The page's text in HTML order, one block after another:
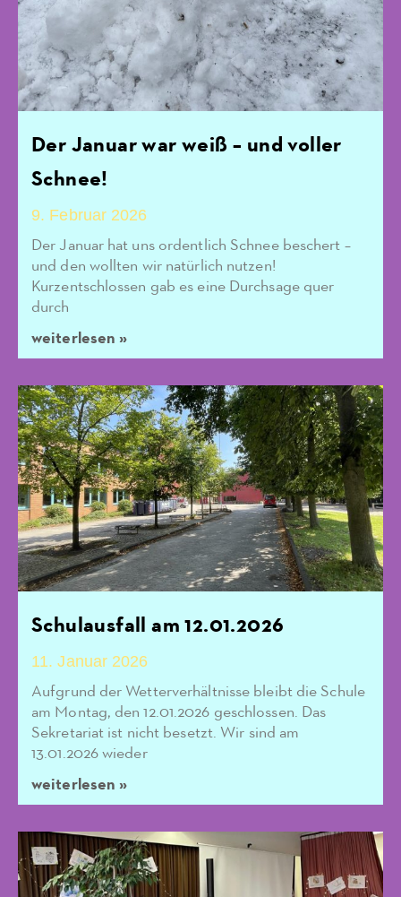
Der Januar war weiß – und voller
Schnee!
9. Februar 2026
Der Januar hat uns ordentlich Schnee beschert –
und den wollten wir natürlich nutzen!
Kurzentschlossen gab es eine Durchsage quer
durch
weiterlesen »
Schulausfall am 12.01.2026
11. Januar 2026
Aufgrund der Wetterverhältnisse bleibt die Schule
am Montag, den 12.01.2026 geschlossen. Das
Sekretariat ist nicht besetzt. Wir sind am
13.01.2026 wieder
weiterlesen »